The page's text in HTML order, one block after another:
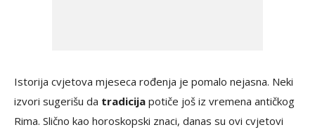
Istorija cvjetova mjeseca rođenja je pomalo nejasna. Neki
izvori sugerišu da tradicija potiče još iz vremena antičkog
Rima. Slično kao horoskopski znaci, danas su ovi cvjetovi